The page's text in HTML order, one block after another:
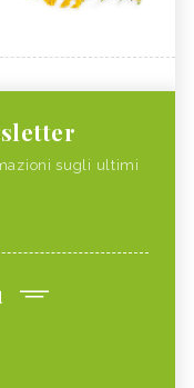
sugli ultimi